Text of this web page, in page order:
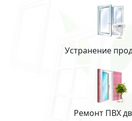
Устранение
Ремонт ПВХ